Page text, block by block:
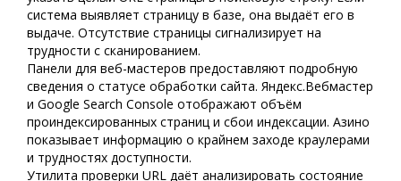
система выявляет страницу в базе, она выдаёт его в
выдаче. Отсутствие страницы сигнализирует на
трудности с сканированием.
Панели для веб-мастеров предоставляют подробную
сведения о статусе обработки сайта. Яндекс.Вебмастер
и Google Search Console отображают объём
проиндексированных страниц и сбои индексации. Азино
показывает информацию о крайнем заходе краулерами
и трудностях доступности.
Утилита проверки URL даёт анализировать состояние